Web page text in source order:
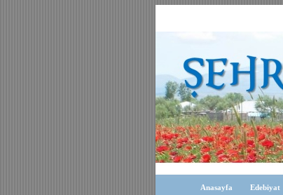
Anasayfa Edebiyat